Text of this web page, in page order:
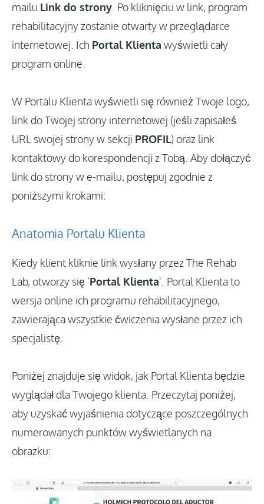
mailu Link do strony . Po kliknięciu w link, program
rehabilitacyjny zostanie otwarty w przeglądarce
internetowej. Ich Portal Klienta wyświetli cały
program online.
W Portalu Klienta wyświetli się również Twoje logo,
link do Twojej strony internetowej (jeśli zapisałeś
URL swojej strony w sekcji PROFIL) oraz link
kontaktowy do korespondencji z Tobą. Aby dołączyć
link do strony w e-mailu, postępuj zgodnie z
poniższymi krokami:
Anatomia Portalu Klienta
Kiedy klient kliknie link wysłany przez The Rehab
Lab, otworzy się 'Portal Klienta'. Portal Klienta to
wersja online ich programu rehabilitacyjnego,
zawierająca wszystkie ćwiczenia wysłane przez ich
specjalistę.
Poniżej znajduje się widok, jak Portal Klienta będzie
wyglądał dla Twojego klienta. Przeczytaj poniżej,
aby uzyskać wyjaśnienia dotyczące poszczególnych
numerowanych punktów wyświetlanych na
obrazku: